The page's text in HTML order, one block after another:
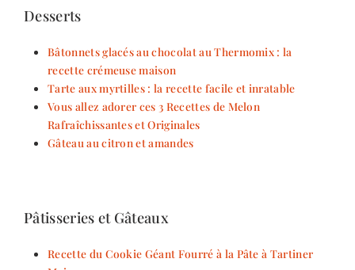
Desserts
Bâtonnets glacés au chocolat au Thermomix : la
recette crémeuse maison
Tarte aux myrtilles : la recette facile et inratable
Vous allez adorer ces 3 Recettes de Melon
Rafraîchissantes et Originales
Gâteau au citron et amandes
Pâtisseries et Gâteaux
Recette du Cookie Géant Fourré à la Pâte à Tartiner